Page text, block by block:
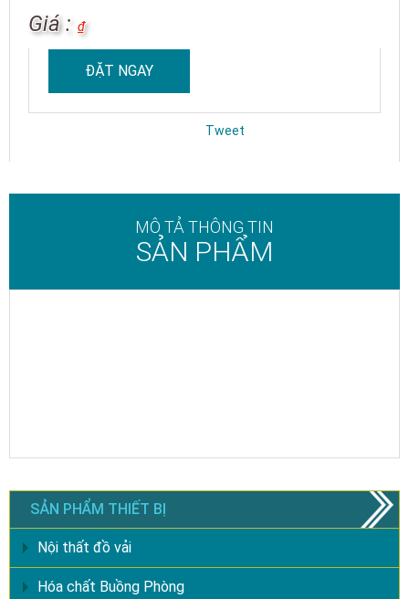
Giá : ₫
ĐẶT NGAY
Tweet
MÔ TẢ THÔNG TIN
SẢN PHẨM
SẢN PHẨM THIẾT BỊ
Nội thất đồ vải
Hóa chất Buồng Phòng